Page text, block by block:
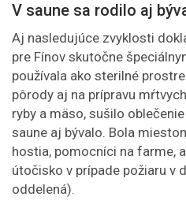
V saune sa rodilo aj
Aj nasledujúce zvyklosti
pre Fínov skutočne
používala ako sterilné
pôrody aj na prípravu
ryby a mäso, sušilo
saune aj bývalo. Bola
hostia, pomocníci na farme,
útočisko v prípade požiaru v
oddelená).